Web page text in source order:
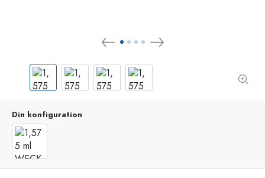
Din konfiguration